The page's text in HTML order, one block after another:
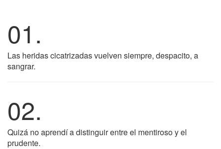
01.
Las heridas cicatrizadas vuelven siempre, despacito, a
sangrar.
02.
Quizá no aprendí a distinguir entre el mentiroso y el
prudente.